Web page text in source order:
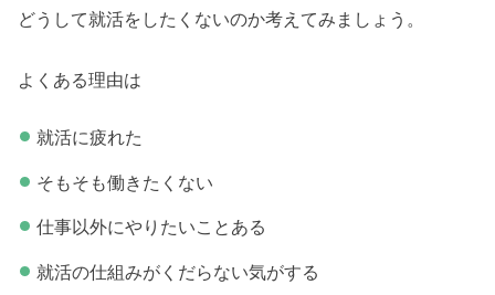
どうして就活をしたくないのか考えてみましょう。
よくある理由は
就活に疲れた
そもそも働きたくない
仕事以外にやりたいことある
就活の仕組みがくだらない気がする